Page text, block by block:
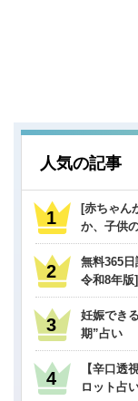
人気の記事
[赤ちゃん
か、子供
無料365
令和8年版]
妊娠でき
期”占い
【辛口透
ロット占